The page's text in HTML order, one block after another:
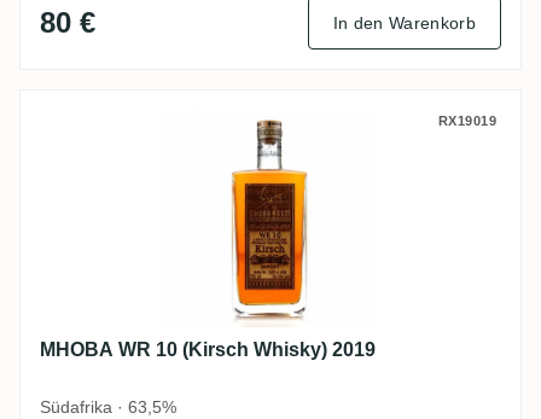
80 € In den Warenkorb
MHOBA WR 10 (Kirsch Whisky) 2019
RX19019
MHOBA WR 10 (Kirsch Whisky) 2019
Südafrika · 63,5%